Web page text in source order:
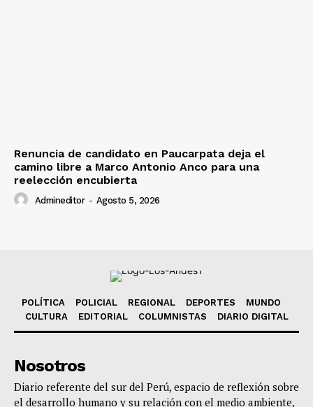
Renuncia de candidato en Paucarpata deja el
camino libre a Marco Antonio Anco para una
reelección encubierta
Admineditor - Agosto 5, 2026
POLÍTICA POLICIAL REGIONAL DEPORTES
MUNDO
CULTURA
EDITORIAL COLUMNISTAS DIARIO DIGITAL
Nosotros
Diario referente del sur del Perú, espacio de reflexión sobre
el desarrollo humano y su relación con el medio ambiente,